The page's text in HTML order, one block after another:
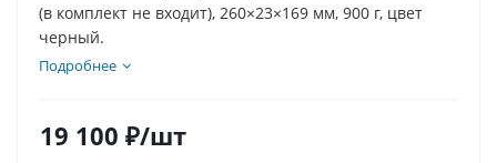
(в комплект не входит), 260×23×169 мм, 900 г, цвет
черный.
Подробнее
19 100 ₽/шт